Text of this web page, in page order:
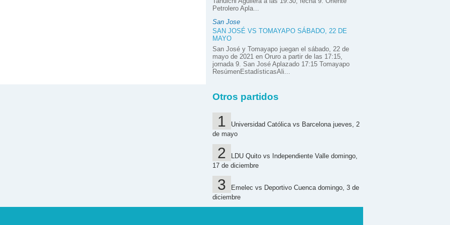
Petrolero Apla...
San Jose
SAN JOSÉ VS TOMAYAPO SÁBADO, 22 DE
MAYO
San José y Tomayapo juegan el sábado, 22 de
mayo de 2021 en Oruro a partir de las 17:15,
jornada 9. San José Aplazado 17:15 Tomayapo
ResúmenEstadísticasAli...
Otros partidos
Universidad Católica vs Barcelona jueves, 2
de mayo
LDU Quito vs Independiente Valle domingo,
17 de diciembre
Emelec vs Deportivo Cuenca domingo, 3 de
diciembre